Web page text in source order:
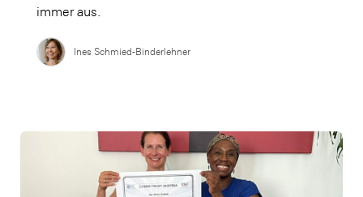
immer aus.
Ines Schmied-Binderlehner